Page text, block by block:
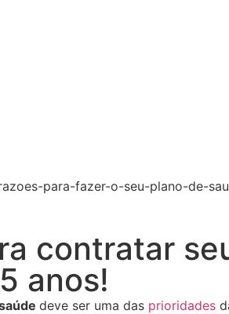
contratar
anos!
deve ser uma das prioridades